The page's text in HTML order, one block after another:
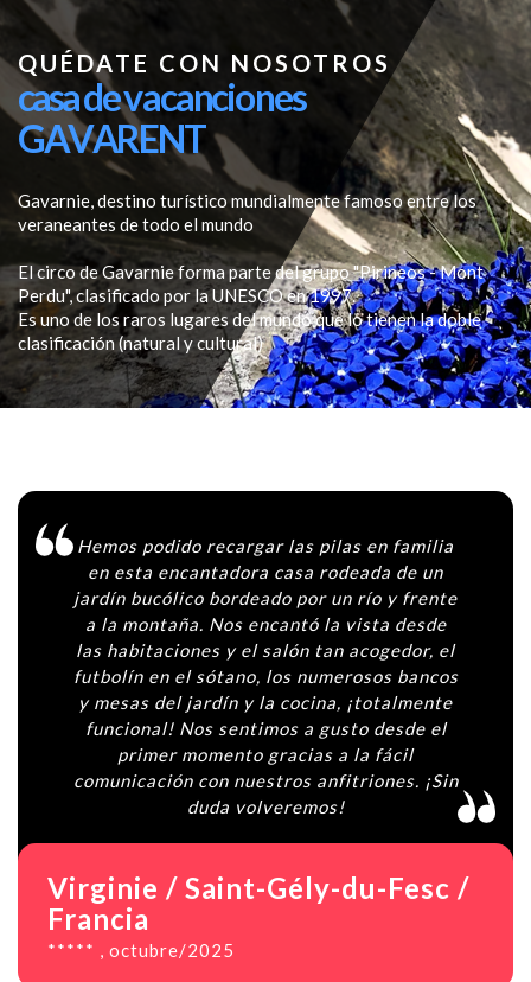
QUÉDATE CON NOSOTROS
c a s a d e v a c a n c i o n e s
G A V A R E N T
Gavarnie, destino turístico mundialmente famoso entre los
veraneantes de todo el mundo
El circo de Gavarnie forma parte del grupo "Pirineos - Mont
Perdu", clasificado por la UNESCO en 1997.
Es uno de los raros lugares del mundo que lo tienen la doble
clasificación (natural y cultural)
Gravent es realmente un lugar especial.
Las vistas son sencillamente increíbles.
Despertarse con este paisaje es una
maravilla. La casa estaba limpia y bien
ordenada. Tiene mucho encanto y es muy
acogedora. El jardín es estupendo, ya que
es muy grande y está vallado, por lo que es
ideal si tienes un perro, como nosotros. La
ubicación es perfecta, ya que está a solo
unos pasos de Garvarnie. Sencillamente
magnífico. Gracias por esta excelente
David / Inglaterra, Reino Unido
***** , septiembre/2025